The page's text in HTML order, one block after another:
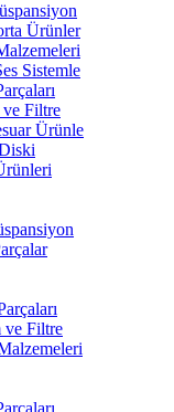
Ürünler
Sistemle
Filtre
Ürünle
ve Filtre